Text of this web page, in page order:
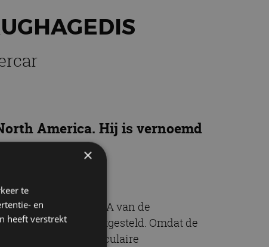
America. Hij is vernoemd
reptiel is dat het DNA van de
dier ooit is vastgesteld. Omdat de
vanwege de moleculaire
×
te
en
heeft verstrekt